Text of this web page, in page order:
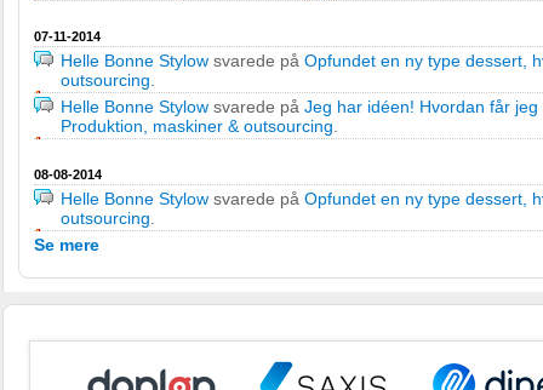
07-11-2014
Helle Bonne Stylow svarede på Opfundet en ny type dessert,
outsourcing
Helle Bonne Stylow svarede på Jeg har idéen! Hvordan får
Produktion, maskiner & outsourcing
08-08-2014
Helle Bonne Stylow svarede på Opfundet en ny type dessert,
outsourcing
Se mere